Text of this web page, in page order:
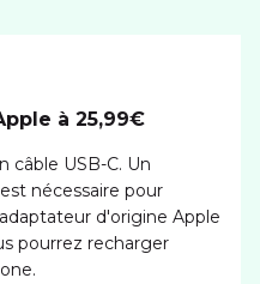
à 25,99€
câble USB-C. Un
nécessaire pour
d'origine Apple
pourrez recharger